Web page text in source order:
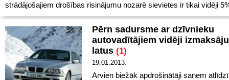
strādājošajiem drošības risinājumu nozarē sievietes ir tikai vidēji
Pērn sadursme ar dzīvnieku
autovadītājiem vidēji
latus (1)
19.01.2013.
Arvien biežāk apdrošinātāji saņem